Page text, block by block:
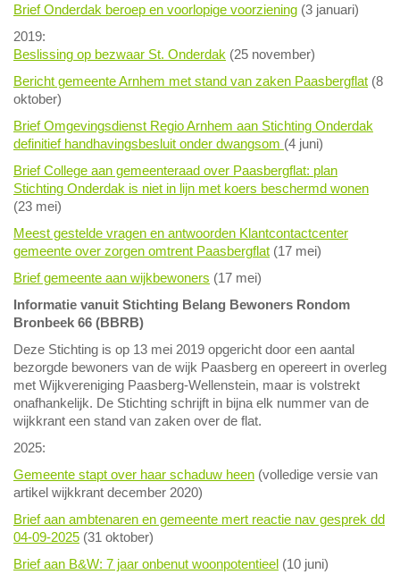
Brief Onderdak beroep en voorlopige voorziening (3 januari)
2019:
Beslissing op bezwaar St. Onderdak (25 november)
Bericht gemeente Arnhem met stand van zaken Paasbergflat (8
oktober)
Brief Omgevingsdienst Regio Arnhem aan Stichting Onderdak
definitief handhavingsbesluit onder dwangsom (4 juni)
Brief College aan gemeenteraad over Paasbergflat: plan
Stichting Onderdak is niet in lijn met koers beschermd wonen
(23 mei)
Meest gestelde vragen en antwoorden Klantcontactcenter
gemeente over zorgen omtrent Paasbergflat (17 mei)
Brief gemeente aan wijkbewoners (17 mei)
Informatie vanuit Stichting Belang Bewoners Rondom
Bronbeek 66 (BBRB)
Deze Stichting is op 13 mei 2019 opgericht door een aantal
bezorgde bewoners van de wijk Paasberg en opereert in overleg
met Wijkvereniging Paasberg-Wellenstein, maar is volstrekt
onafhankelijk. De Stichting schrijft in bijna elk nummer van de
wijkkrant een stand van zaken over de flat.
2025:
Gemeente stapt over haar schaduw heen (volledige versie van
artikel wijkkrant december 2020)
Brief aan ambtenaren en gemeente mert reactie nav gesprek dd
04-09-2025 (31 oktober)
Brief aan B&W: 7 jaar onbenut woonpotentieel (10 juni)